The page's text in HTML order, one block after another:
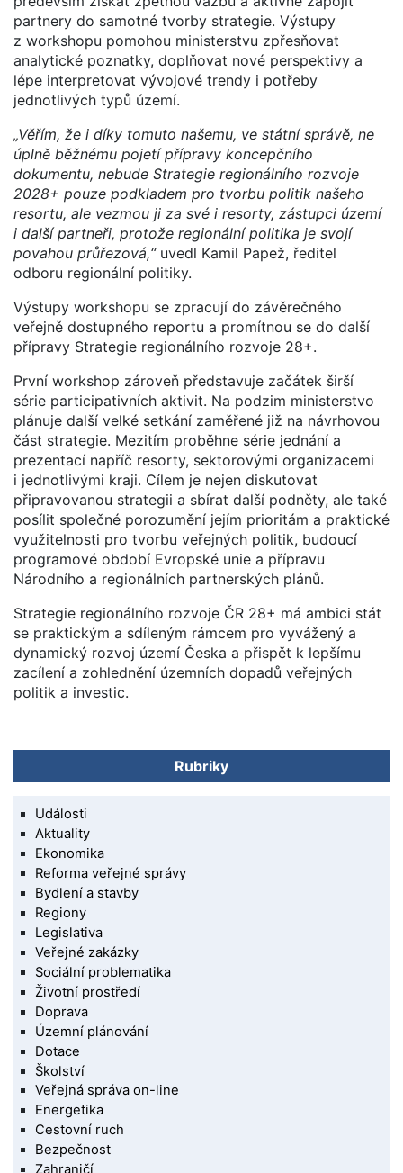
partnery do samotné tvorby strategie. Výstupy
z workshopu pomohou ministerstvu zpřesňovat
analytické poznatky, doplňovat nové perspektivy a
lépe interpretovat vývojové trendy i potřeby
jednotlivých typů území.
„Věřím, že i díky tomuto našemu, ve státní správě, ne
úplně běžnému pojetí přípravy koncepčního
dokumentu, nebude Strategie regionálního rozvoje
2028+ pouze podkladem pro tvorbu politik našeho
resortu, ale vezmou ji za své i resorty, zástupci území
i další partneři, protože regionální politika je svojí
povahou průřezová,“uvedl Kamil Papež, ředitel
odboru regionální politiky.
Výstupy workshopu se zpracují do závěrečného
veřejně dostupného reportu a promítnou se do další
přípravy Strategie regionálního rozvoje 28+.
První workshop zároveň představuje začátek širší
série participativních aktivit. Na podzim ministerstvo
plánuje další velké setkání zaměřené již na návrhovou
část strategie. Mezitím proběhne série jednání a
prezentací napříč resorty, sektorovými organizacemi
i jednotlivými kraji. Cílem je nejen diskutovat
připravovanou strategii a sbírat další podněty, ale také
posílit společné porozumění jejím prioritám a praktické
využitelnosti pro tvorbu veřejných politik, budoucí
programové období Evropské unie a přípravu
Národního a regionálních partnerských plánů.
Strategie regionálního rozvoje ČR 28+ má ambici stát
se praktickým a sdíleným rámcem pro vyvážený a
dynamický rozvoj území Česka a přispět k lepšímu
zacílení a zohlednění územních dopadů veřejných
politik a investic.
Rubriky
Události
Aktuality
Ekonomika
Reforma veřejné správy
Bydlení a stavby
Regiony
Legislativa
Veřejné zakázky
Sociální problematika
Životní prostředí
Doprava
Územní plánování
Dotace
Školství
Veřejná správa on-line
Energetika
Cestovní ruch
Bezpečnost
Zahraničí